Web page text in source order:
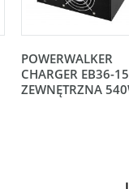
POWERWALKER
CHARGER EB36-
ZEWNĘTRZNA